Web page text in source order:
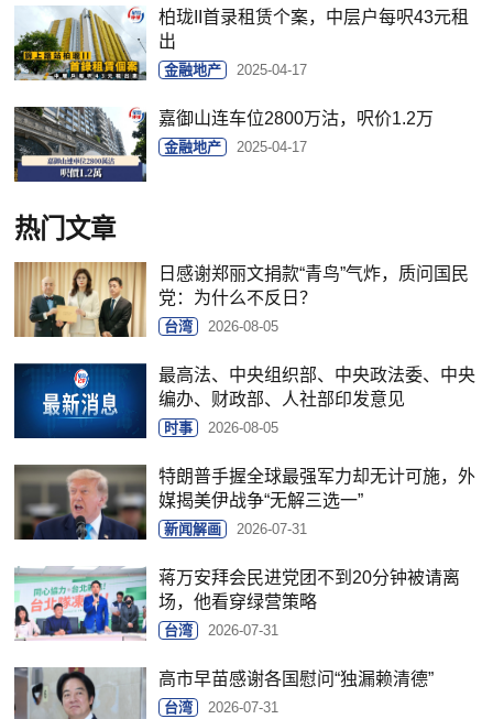
柏珑II首录租赁个案，中层户每呎43元租
出
金融地产 2025-04-17
嘉御山连车位2800万沽，呎价1.2万
金融地产 2025-04-17
热门文章
日感谢郑丽文捐款“青鸟”气炸，质问国民
党：为什么不反日？
台湾 2026-08-05
最高法、中央组织部、中央政法委、中央
编办、财政部、人社部印发意见
时事 2026-08-05
特朗普手握全球最强军力却无计可施，外
媒揭美伊战争“无解三选一”
新闻解画 2026-07-31
蒋万安拜会民进党团不到20分钟被请离
场，他看穿绿营策略
台湾 2026-07-31
高市早苗感谢各国慰问“独漏赖清德”
台湾 2026-07-31